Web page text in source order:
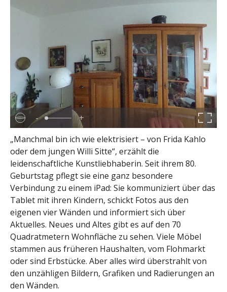
-
+
„Manchmal bin ich wie elektrisiert – von Frida Kahlo
oder dem jungen Willi Sitte“, erzählt die
leidenschaftliche Kunstliebhaberin. Seit ihrem 80.
Geburtstag pflegt sie eine ganz besondere
Verbindung zu einem iPad: Sie kommuniziert über das
Tablet mit ihren Kindern, schickt Fotos aus den
eigenen vier Wänden und informiert sich über
Aktuelles. Neues und Altes gibt es auf den 70
Quadratmetern Wohnfläche zu sehen. Viele Möbel
stammen aus früheren Haushalten, vom Flohmarkt
oder sind Erbstücke. Aber alles wird überstrahlt von
den unzähligen Bildern, Grafiken und Radierungen an
den Wänden.